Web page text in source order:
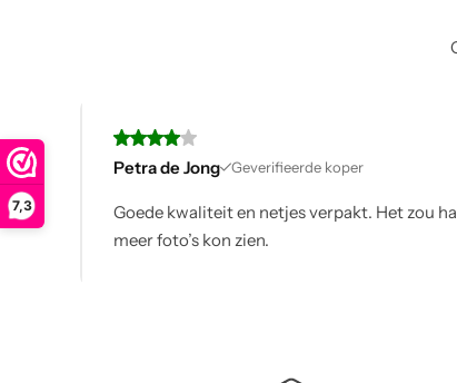
7,3
koper
netjes verpakt. Het zou handig zijn als je bij elk product